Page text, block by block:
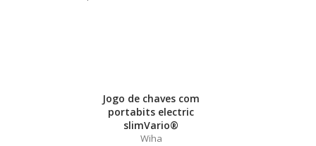
Jogo de chaves com
portabits electric
slimVario®
Wiha